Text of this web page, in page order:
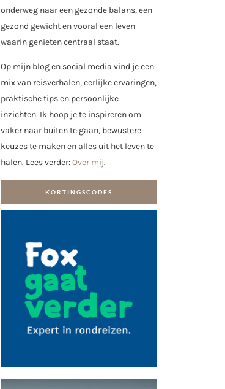
onderweg naar een gezonde balans, een
gezond gewicht en vooral een leven
waarin genieten centraal staat.
Op mijn blog en social media vind je een
mix van reisverhalen, eerlijke ervaringen,
praktische tips en persoonlijke
inzichten. Ik hoop je te inspireren om
vaker naar buiten te gaan, bewustere
keuzes te maken en alles uit het leven te
halen. Lees verder:Over mij.
KORTINGSCODES